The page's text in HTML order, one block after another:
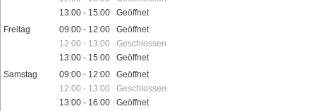
13:00 - 15:00 Geöffnet
Freitag
09:00 - 12:00 Geöffnet
12:00 - 13:00 Geschlossen
13:00 - 15:00 Geöffnet
Samstag
09:00 - 12:00 Geöffnet
12:00 - 13:00 Geschlossen
13:00 - 16:00 Geöffnet